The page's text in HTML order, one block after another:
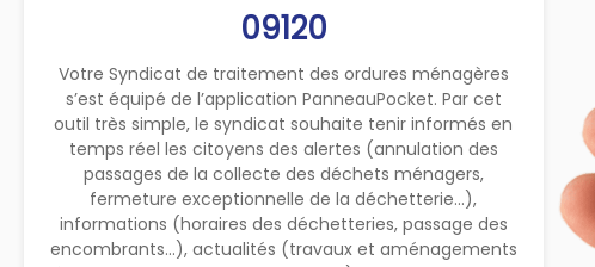
09120
Votre Syndicat de traitement des ordures ménagères
s’est équipé de l’application PanneauPocket. Par cet
outil très simple, le syndicat souhaite tenir informés en
temps réel les citoyens des alertes (annulation des
passages de la collecte des déchets ménagers,
fermeture exceptionnelle de la déchetterie...),
informations (horaires des déchetteries, passage des
encombrants...), actualités (travaux et aménagements